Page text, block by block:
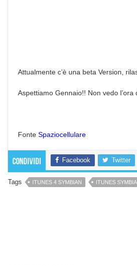
Attualmente c’è una beta Version,
Aspettiamo Gennaio!! Non vedo l’ora
Fonte Spaziocellulare
Condividi Facebook Twitter
Tags ITUNES 4 SYMBIAN ITUNES